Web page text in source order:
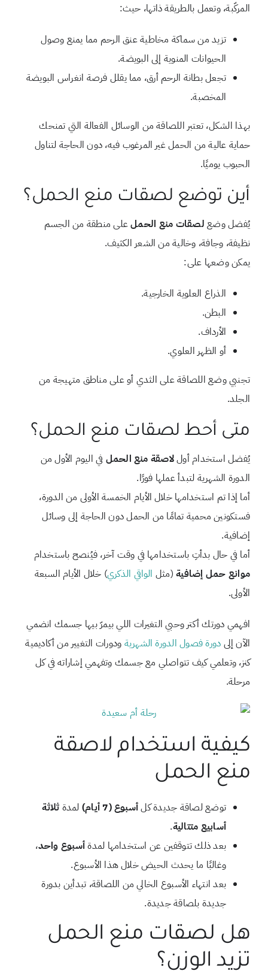
المركّبة، وتعمل بالطريقة ذاتها، حيث:
تزيد من سماكة مخاطية عنق الرحم مما يمنع وصول
الحيوانات المنوية إلى البويضة.
تجعل بطانة الرحم أرق، مما يقلل فرصة انغراس البويضة
المخصبة.
بهذا الشكل، تعتبر اللصاقة من الوسائل الفعالة التي تمنحك
حماية عالية من الحمل غير المرغوب فيه، دون الحاجة لتناول
الحبوب يوميًا.
أين توضع لصقات منع الحمل؟
يُفضل وضع لصقات منع الحملعلى منطقة من الجسم
نظيفة، وجافة، وخالية من الشعر الكثيف.
يمكن وضعها على:
الذراع العلوية الخارجية.
البطن.
الأرداف.
أو الظهر العلوي.
تجنبي وضع اللصاقة على الثدي أو على مناطق متهيجة من
الجلد.
متى أحط لصقات منع الحمل؟
يُفضل استخدام أوللاصقة منع الحمل في اليوم الأول من
الدورة الشهرية لتبدأ عملها فورًا.
أما إذا تم استخدامها خلال الأيام الخمسة الأولى من الدورة،
فستكونين محمية تمامًا من الحمل دون الحاجة إلى وسائل
إضافية.
أما في حال بدأتِ باستخدامها في وقت آخر، فيُنصح باستخدام
موانع حمل إضافية(مثل الواقي الذكري) خلال الأيام السبعة
الأولى.
افهمي دورتك أكتر وحبي التغيرات اللي بيمرّ بيها جسمك انضمي
الآن إلى دورة فصول الدورة الشهرية ودورات التغيير من أكاديمية
كنز، وتعلمي كيف تتواصلي مع جسمك وتفهمي إشاراته في كل
مرحلة.
كيفية استخدام لاصقة
منع الحمل
توضع لصاقة جديدة كلأسبوع (7 أيام) لمدة ثلاثة
أسابيع متتالية.
بعد ذلك تتوقفين عن استخدامها لمدةأسبوع واحد،
وغالبًا ما يحدث الحيض خلال هذا الأسبوع.
بعد انتهاء الأسبوع الخالي من اللصاقة، تبدأين بدورة
جديدة بلصاقة جديدة.
هل لصقات منع الحمل
تزيد الوزن؟